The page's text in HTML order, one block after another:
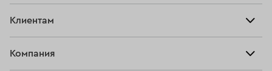
Прочие услуги
Серьги
Клиентам
Компания